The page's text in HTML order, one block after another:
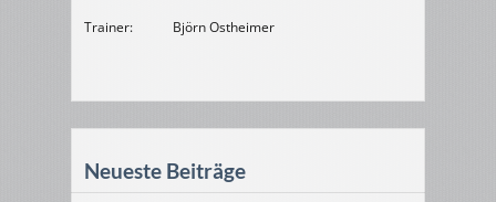
Trainer: Björn Ostheimer
Neueste Beiträge